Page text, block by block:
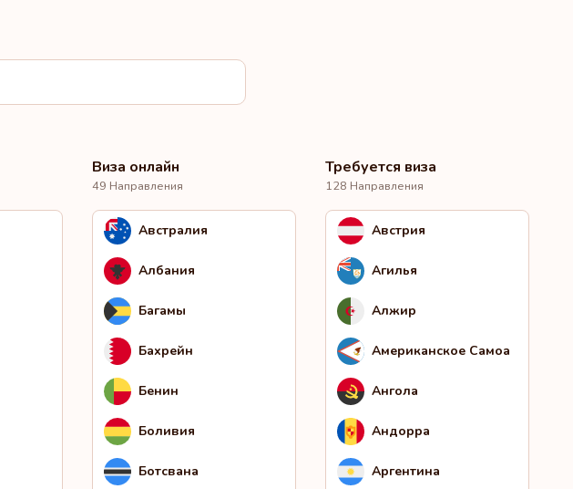
Виза онлайн
49 Направления
Австралия
Албания
Багамы
Бахрейн
Бенин
Боливия
Ботсвана
Требуется виза
128 Направления
Австрия
Агилья
Алжир
Американское Самоа
Ангола
Андорра
Аргентина